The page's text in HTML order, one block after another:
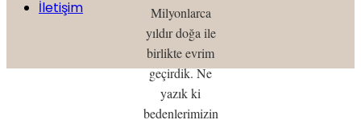
İletişim
Milyonlarca
yıldır doğa ile
birlikte evrim
geçirdik. Ne
yazık ki
bedenlerimizin